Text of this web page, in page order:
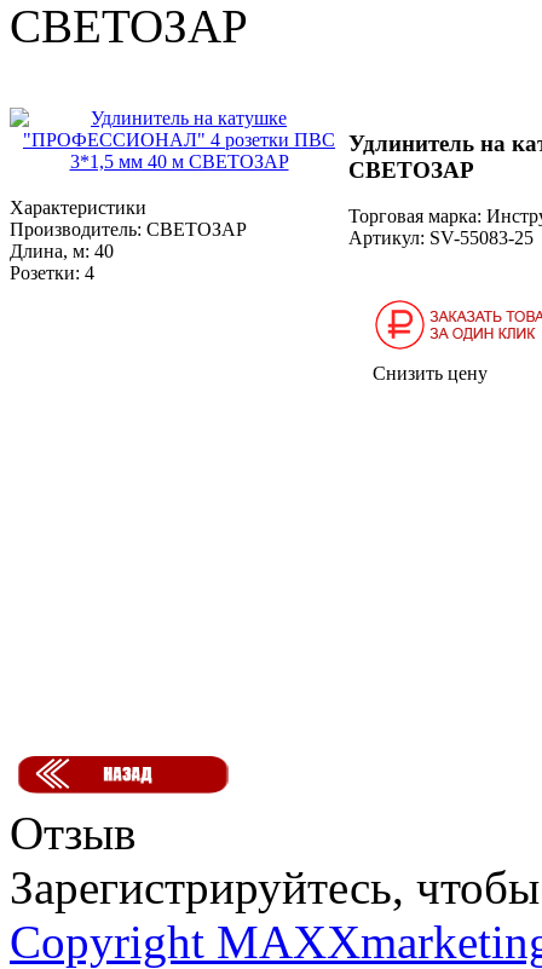
СВЕТОЗАР
Характеристики
Производитель: СВЕТОЗАР
Длина, м: 40
Розетки: 4
Удлинитель на
СВЕТОЗАР
Торговая марка:
Артикул: SV-55083-25
Снизить цену
Отзыв
Зарегистрируйтесь,
Copyright